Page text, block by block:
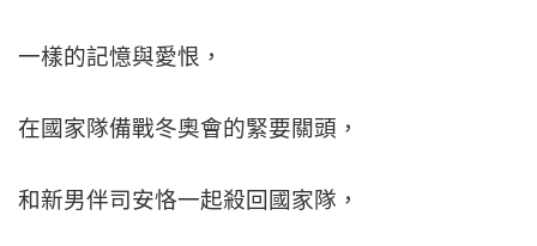
一樣的記憶與愛恨，
在國家隊備戰冬奧會的緊要關頭，
和新男伴司安恪一起殺回國家隊，